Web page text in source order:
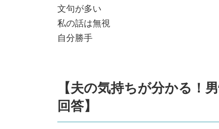
文句が多い
私の話は無視
自分勝手
【夫の気持ちが分かる
回答】